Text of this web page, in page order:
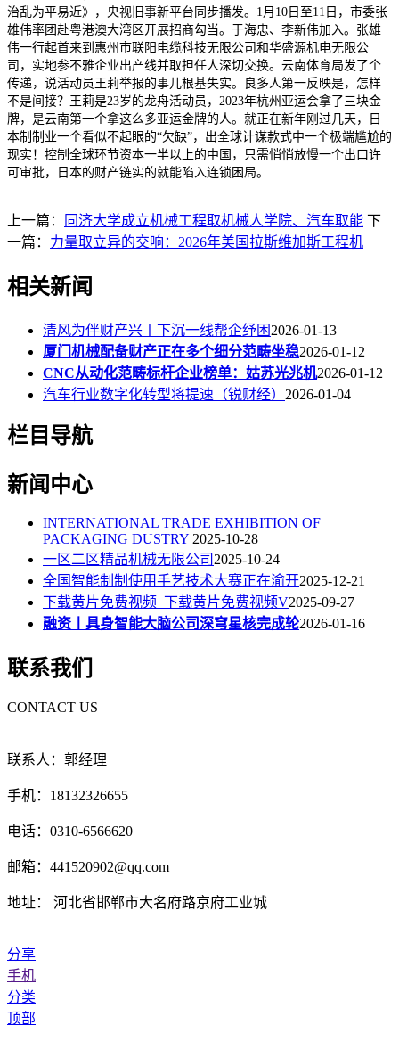
治乱为平易近》，央视旧事新平台同步播发。1月10日至11日，市委张
雄伟率团赴粤港澳大湾区开展招商勾当。于海忠、李新伟加入。张雄
伟一行起首来到惠州市联阳电缆科技无限公司和华盛源机电无限公
司，实地参不雅企业出产线并取担任人深切交换。云南体育局发了个
传递，说活动员王莉举报的事儿根基失实。良多人第一反映是，怎样
不是间接？王莉是23岁的龙舟活动员，2023年杭州亚运会拿了三块金
牌，是云南第一个拿这么多亚运金牌的人。就正在新年刚过几天，日
本制制业一个看似不起眼的“欠缺”，出全球计谋款式中一个极端尴尬的
现实！控制全球环节资本一半以上的中国，只需悄悄放慢一个出口许
可审批，日本的财产链实的就能陷入连锁困局。
上一篇： 同济大学成立机械工程取机械人学院、汽车取能 下
一篇： 力量取立异的交响：2026年美国拉斯维加斯工程机
相关新闻
清风为伴财产兴丨下沉一线帮企纾困 2026-01-13
厦门机械配备财产正在多个细分范畴坐稳2026-01-12
CNC从动化范畴标杆企业榜单：姑苏光兆机2026-01-12
汽车行业数字化转型将提速（锐财经） 2026-01-04
栏目导航
新闻中心
INTERNATIONAL TRADE EXHIBITION OF
PACKAGING DUSTRY 2025-10-28
一区二区精品机械无限公司2025-10-24
全国智能制制使用手艺技术大赛正在渝开2025-12-21
下载黄片免费视频_下载黄片免费视频V2025-09-27
融资丨具身智能大脑公司深穹星核完成轮2026-01-16
联系我们
CONTACT US
联系人：郭经理
手机：18132326655
电话：0310-6566620
邮箱：441520902@qq.com
地址： 河北省邯郸市大名府路京府工业城
分享
手机
分类
顶部